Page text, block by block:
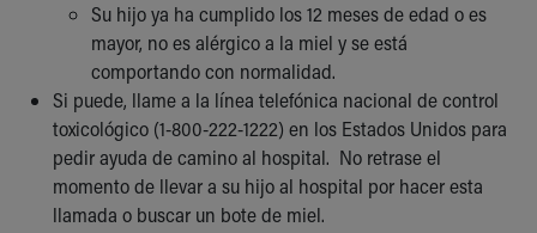
Educational Resources
Injury Prevention
Medical Records
Symptom Checker
Skip to main content
Su hijo ya ha cumplido los 12 meses de edad o es
mayor, no es alérgico a la miel y se está
comportando con normalidad.
Si puede, llame a la línea telefónica nacional de control
toxicológico (1-800-222-1222) en los Estados Unidos para
pedir ayuda de camino al hospital. No retrase el
momento de llevar a su hijo al hospital por hacer esta
llamada o buscar un bote de miel.